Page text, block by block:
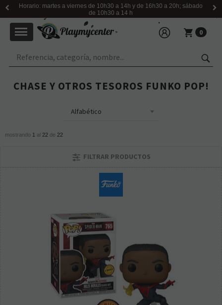
Horario: martes a viernes de 10h30 a 14h y de 16h30 a 20h; sábado
de 10h30 a 14 h
0
CHASE Y OTROS TESOROS FUNKO POP!
mostrando 1 al 22 de 22
FILTRAR PRODUCTOS